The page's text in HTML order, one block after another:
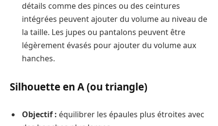
détails comme des pinces ou des ceintures
intégrées peuvent ajouter du volume au niveau de
la taille. Les jupes ou pantalons peuvent être
légèrement évasés pour ajouter du volume aux
hanches.
Silhouette en A (ou triangle)
Objectif : équilibrer les épaules plus étroites avec